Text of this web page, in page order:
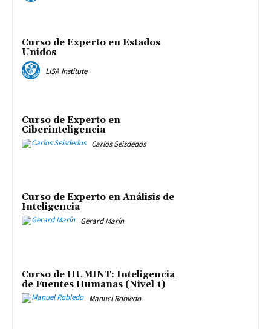
Curso de Experto en Estados
Unidos
LISA Institute
Curso de Experto en
Ciberinteligencia
Carlos Seisdedos
Curso de Experto en Análisis de
Inteligencia
Gerard Marín
Curso de HUMINT: Inteligencia
de Fuentes Humanas (Nivel 1)
Manuel Robledo